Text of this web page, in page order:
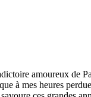
amoureux de
à mes heures